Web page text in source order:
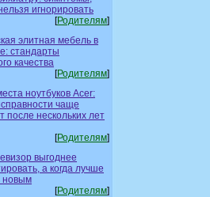
игнорировать
[Родителям]
элитная мебель в
стандарты
качества
[Родителям]
ноутбуков Acer:
чаще
после нескольких лет
[Родителям]
выгоднее
а когда лучше
новым
[Родителям]